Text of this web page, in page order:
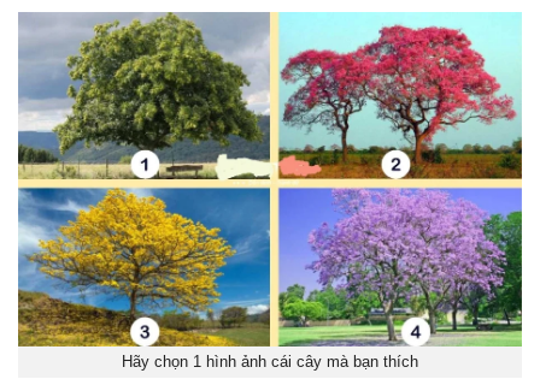
Hãy chọn 1 hình ảnh cái cây mà bạn thích